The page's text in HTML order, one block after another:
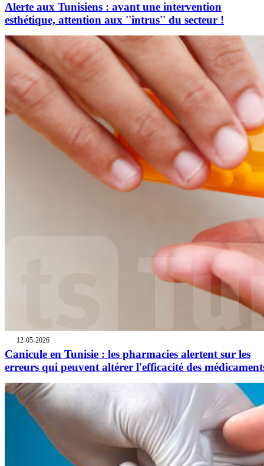
Alerte aux Tunisiens : avant une intervention
esthétique, attention aux ''intrus'' du secteur !
12-05-2026
Canicule en Tunisie : les pharmacies alertent sur les
erreurs qui peuvent altérer l'efficacité des